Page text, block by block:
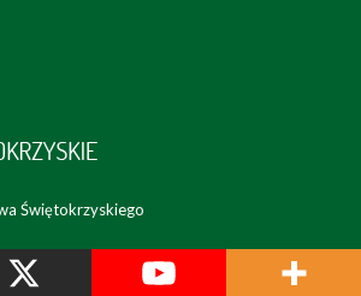
Świętokrzyskiego